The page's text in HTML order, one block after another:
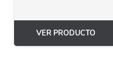
VER PRODUCTO